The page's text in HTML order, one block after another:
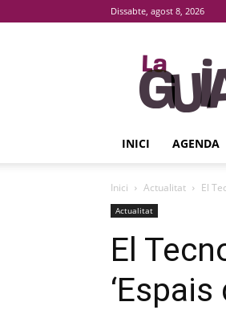
Dissabte, agost 8, 2026
INICI AGENDA
Inici Actualitat El
Actualitat
El
‘Espais